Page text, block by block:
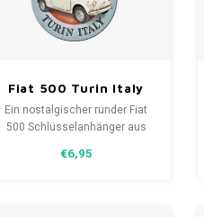
Fiat 500 Turin Italy
rund Metall
Schlüsselanhänger
Ein nostalgischer runder Fiat
500 Schlüsselanhänger aus
Italy Since 1957 und einer
€6,95